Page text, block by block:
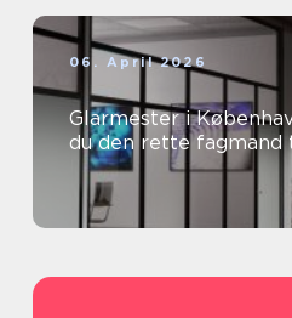
06. April 2026
Glarmester i
du den rette fagmand